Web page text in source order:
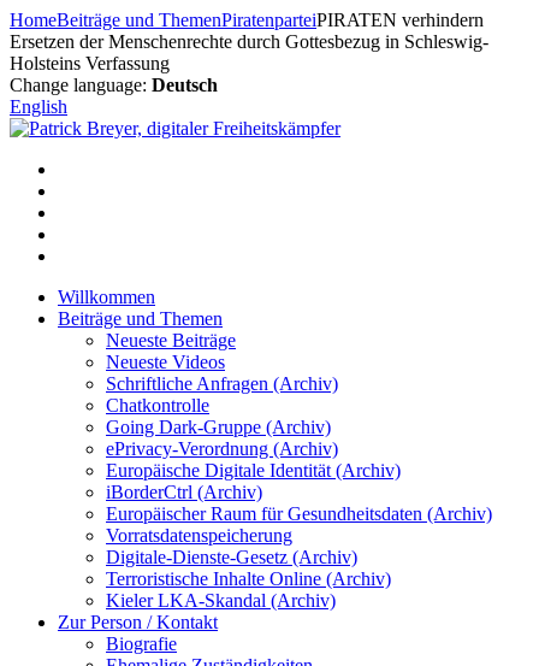
Zum
Inhalt
springen
HomeBeiträge und ThemenPiratenparteiPIRATEN verhindern
Ersetzen der Menschenrechte durch Gottesbezug in Schleswig-
Holsteins Verfassung
Change language: Deutsch
English
Willkommen
Beiträge und Themen
Neueste Beiträge
Neueste Videos
Schriftliche Anfragen (Archiv)
Chatkontrolle
Going Dark-Gruppe (Archiv)
ePrivacy-Verordnung (Archiv)
Europäische Digitale Identität (Archiv)
iBorderCtrl (Archiv)
Europäischer Raum für Gesundheitsdaten (Archiv)
Vorratsdatenspeicherung
Digitale-Dienste-Gesetz (Archiv)
Terroristische Inhalte Online (Archiv)
Kieler LKA-Skandal (Archiv)
Zur Person / Kontakt
Biografie